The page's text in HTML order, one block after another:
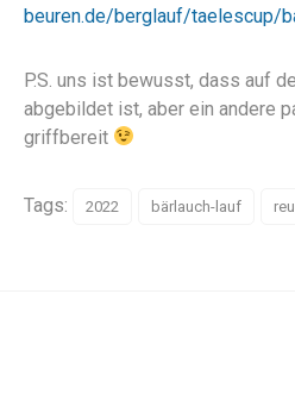
beuren.de/berglauf/taelescup/
P.S. uns ist bewusst, dass auf
abgebildet ist, aber ein andere
griffbereit
Tags: 2022 bärlauch-lauf